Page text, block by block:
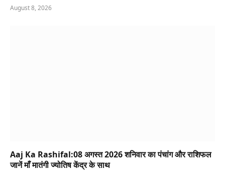
August 8, 2026
Aaj Ka Rashifal:08 अगस्त 2026 शनिवार का पंचांग और राशिफल
जानें माँ मातंगी ज्योतिष केंद्र के साथ